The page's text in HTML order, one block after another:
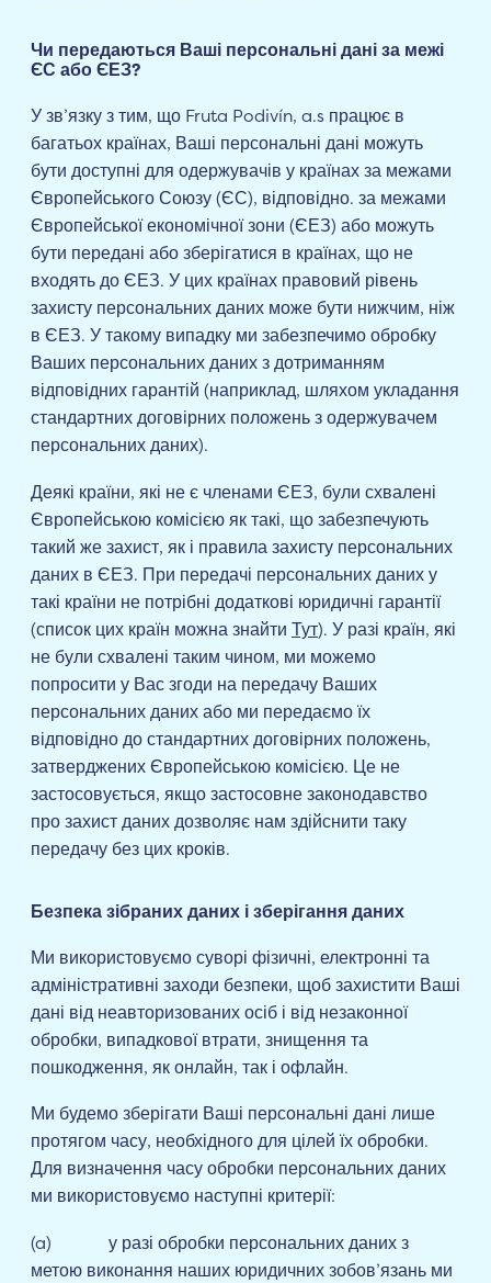
Чи передаються Ваші персональні дані за межі
ЄС або ЄЕЗ?
У зв’язку з тим, що Fruta Podivín, a.s працює в
багатьох країнах, Ваші персональні дані можуть
бути доступні для одержувачів у країнах за межами
Європейського Союзу (ЄС), відповідно. за межами
Європейської економічної зони (ЄЕЗ) або можуть
бути передані або зберігатися в країнах, що не
входять до ЄЕЗ. У цих країнах правовий рівень
захисту персональних даних може бути нижчим, ніж
в ЄЕЗ. У такому випадку ми забезпечимо обробку
Ваших персональних даних з дотриманням
відповідних гарантій (наприклад, шляхом укладання
стандартних договірних положень з одержувачем
персональних даних).
Деякі країни, які не є членами ЄЕЗ, були схвалені
Європейською комісією як такі, що забезпечують
такий же захист, як і правила захисту персональних
даних в ЄЕЗ. При передачі персональних даних у
такі країни не потрібні додаткові юридичні гарантії
(список цих країн можна знайти Тут). У разі країн, які
не були схвалені таким чином, ми можемо
попросити у Вас згоди на передачу Ваших
персональних даних або ми передаємо їх
відповідно до стандартних договірних положень,
затверджених Європейською комісією. Це не
застосовується, якщо застосовне законодавство
про захист даних дозволяє нам здійснити таку
передачу без цих кроків.
Безпека зібраних даних і зберігання даних
Ми використовуємо суворі фізичні, електронні та
адміністративні заходи безпеки, щоб захистити Ваші
дані від неавторизованих осіб і від незаконної
обробки, випадкової втрати, знищення та
пошкодження, як онлайн, так і офлайн.
Ми будемо зберігати Ваші персональні дані лише
протягом часу, необхідного для цілей їх обробки.
Для визначення часу обробки персональних даних
ми використовуємо наступні критерії:
(a) у разі обробки персональних даних з
метою виконання наших юридичних зобов’язань ми